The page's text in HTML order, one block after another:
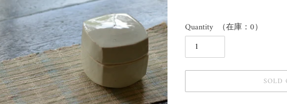
Quantity （在庫：0）
SOLD